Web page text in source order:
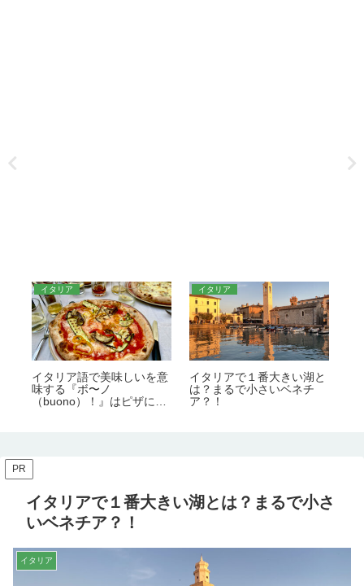
イタリア
イタリア語で美味しいを意
味する『ボ〜ノ
（buono）！』はピザには
イタリア
イタリアで１番大きい湖と
は？まるで小さいベネチ
ア？！
PR
イタリアで１番大きい湖とは？まるで小さ
いベネチア？！
イタリア